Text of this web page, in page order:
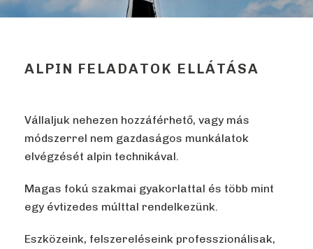
ALPIN FELADATOK ELLÁTÁSA
Vállaljuk nehezen hozzáférhető, vagy más
módszerrel nem gazdaságos munkálatok
elvégzését alpin technikával.
Magas fokú szakmai gyakorlattal és több mint
egy évtizedes múlttal rendelkezünk.
Eszközeink, felszereléseink professzionálisak,